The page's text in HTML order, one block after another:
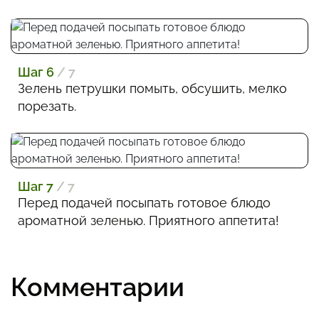
Шаг 6 / 7
Зелень петрушки помыть, обсушить, мелко
порезать.
Шаг 7 / 7
Перед подачей посыпать готовое блюдо
ароматной зеленью. Приятного аппетита!
Комментарии